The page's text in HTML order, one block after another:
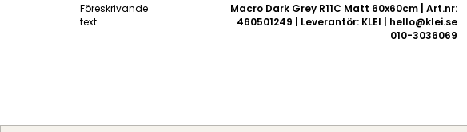
Föreskrivande
text
Macro Dark Grey R11C Matt 60x60cm | Art.nr:
460501249 | Leverantör: KLEI | hello@klei.se
010-3036069